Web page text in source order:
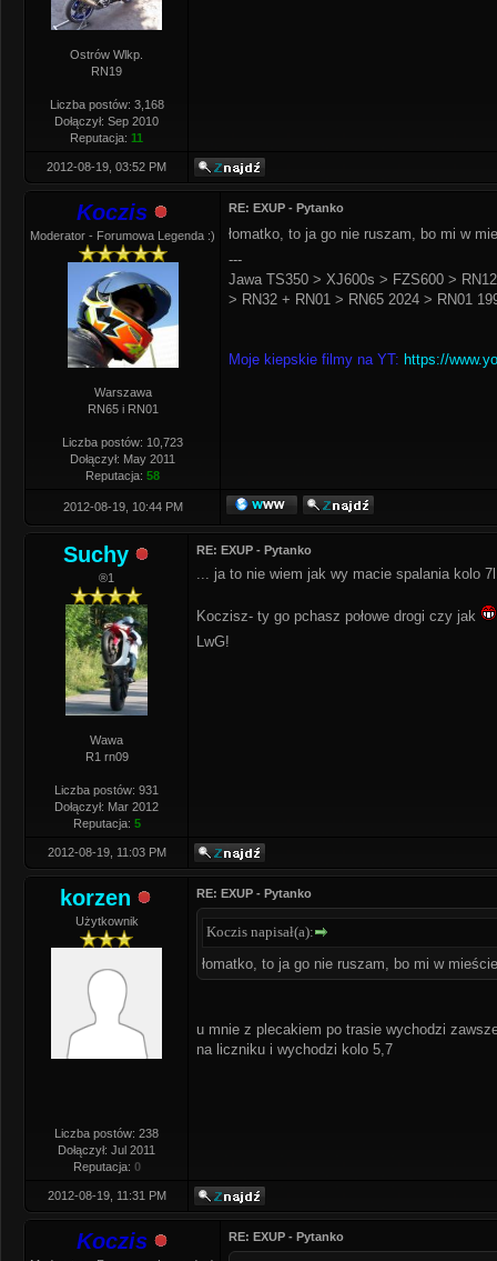
Ostrów Wlkp.
RN19
Liczba postów: 3,168
Dołączył: Sep 2010
Reputacja: 11
2012-08-19, 03:52 PM
Koczis
Moderator - Forumowa Legenda :)
Warszawa
RN65 i RN01
Liczba postów: 10,723
Dołączył: May 2011
Reputacja: 58
RE: EXUP - Pytanko
łomatko, to ja go nie ruszam, bo mi w
---
Jawa TS350 > XJ600s > FZS600 >
> RN32 + RN01 > RN65 2024 > RN01
Moje kiepskie filmy na YT: https://
2012-08-19, 10:44 PM
Suchy
®1
Wawa
R1 rn09
Liczba postów: 931
Dołączył: Mar 2012
Reputacja: 5
RE: EXUP - Pytanko
... ja to nie wiem jak wy macie spalania kolo
Koczisz- ty go pchasz połowe drogi czy jak
LwG!
2012-08-19, 11:03 PM
korzen
Użytkownik
Liczba postów: 238
Dołączył: Jul 2011
Reputacja: 0
RE: EXUP - Pytanko
Koczis napisał(a):
łomatko, to ja go nie ruszam, bo mi w
u mnie z plecakiem po trasie wychodzi
na liczniku i wychodzi kolo 5,7
2012-08-19, 11:31 PM
Koczis RE: EXUP - Pytanko